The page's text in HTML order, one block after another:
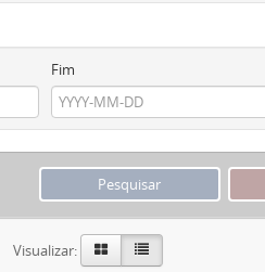
Fim
Visualizar: